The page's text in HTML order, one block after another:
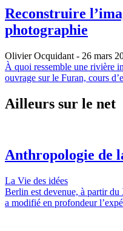
Reconstruire
photographie
Olivier Ocquidant - 26 mars
À quoi ressemble une rivière
ouvrage sur le Furan, cours
Ailleurs sur le net
Anthropologie de
La Vie des idées
Berlin est devenue, à partir
a modifié en profondeur